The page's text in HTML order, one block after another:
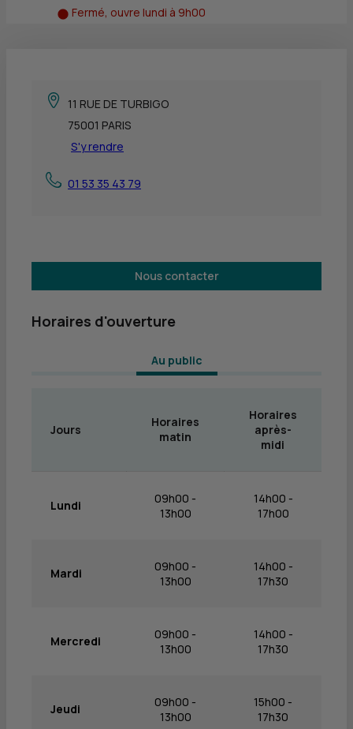
Fermé, ouvre lundi à 9h00
11 RUE DE TURBIGO
75001 PARIS
S'y rendre
01 53 35 43 79
Nous contacter
Horaires d'ouverture
Au public
Jours
Horaires
matin
Horaires
après-
midi
Lundi
09h00 -
13h00
14h00 -
17h00
Mardi
09h00 -
13h00
14h00 -
17h30
Mercredi
09h00 -
13h00
14h00 -
17h30
Jeudi
09h00 -
13h00
15h00 -
17h30